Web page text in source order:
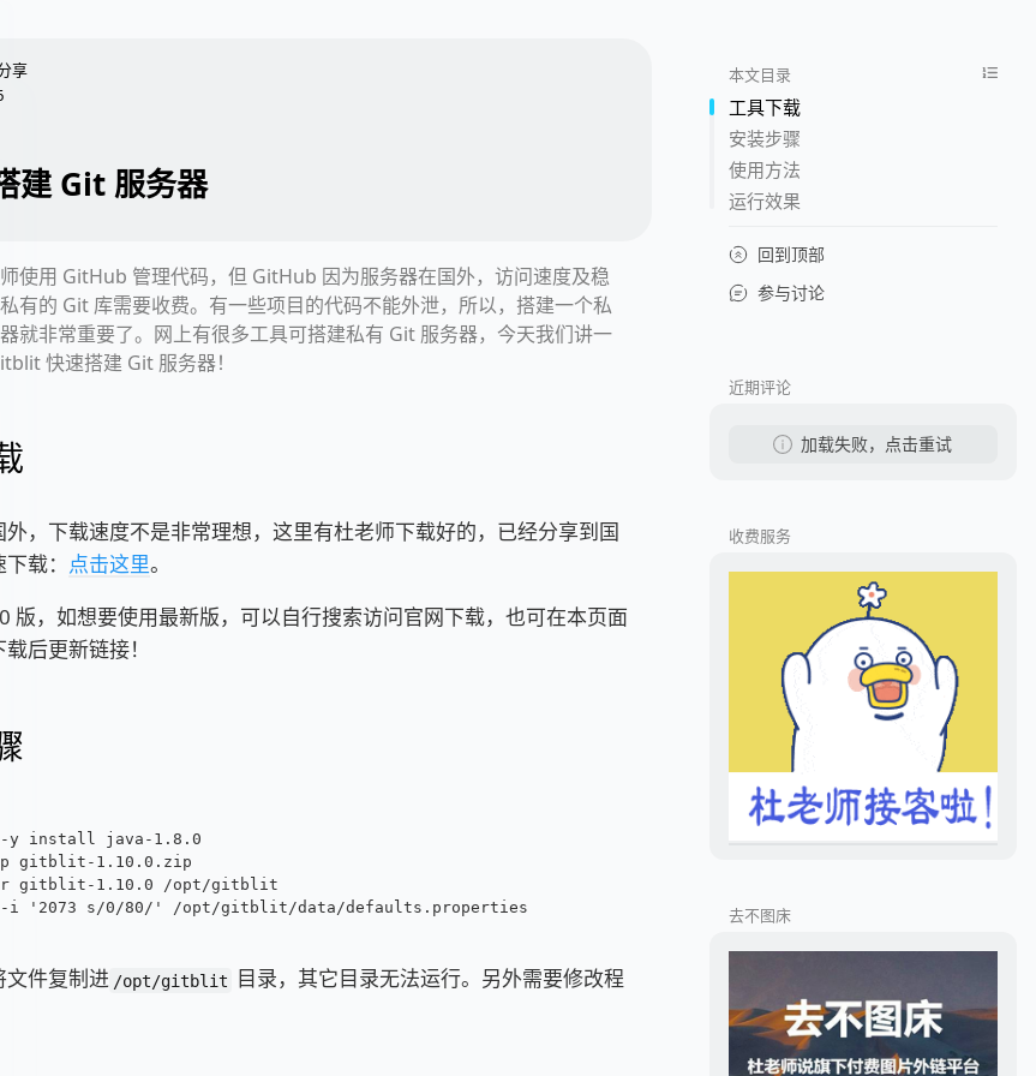
享
建 Git 服务器
使用 GitHub 管理代码，但 GitHub 因为服务器在国外，访问速度及稳
有的 Git 库需要收费。有一些项目的代码不能外泄，所以，搭建一个私
就非常重要了。网上有很多工具可搭建私有 Git 服务器，今天我们讲一
快速搭建 Git 服务器！
外，下载速度不是非常理想，这里有杜老师下载好的，已经分享到国
载： 点击这里。
版，如想要使用最新版，可以自行搜索访问官网下载，也可在本页面
后更新链接！
-y install java-1.8.0
gitblit-1.10.0.zip
r gitblit-1.10.0 /opt/gitblit
-i '2073 s/0/80/' /opt/gitblit/data/defaults.properties
文件复制进 /opt/gitblit
目录，其它目录无法运行。另外需要修改程
本文目录
工具下载
安装步骤
使用方法
运行效果
回到顶部
参与讨论
近期评论
加载失败，点击重试
收费服务
去不图床